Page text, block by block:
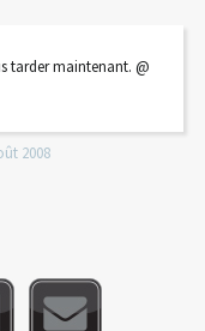
tarder maintenant. @
2008